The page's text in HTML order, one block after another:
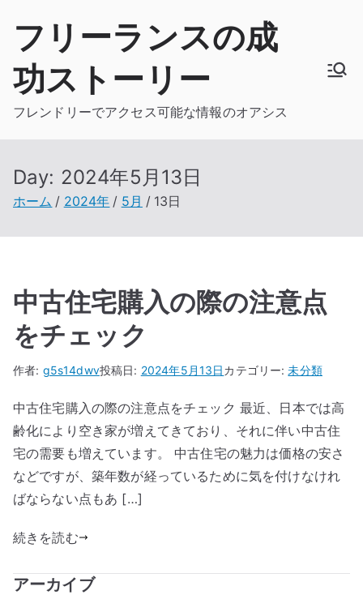
フリーランスの成
功ストーリー
フレンドリーでアクセス可能な情報のオアシス
Day: 2024年5月13日
ホーム 2024年 5月 13日
中古住宅購入の際の注意点
をチェック
作者: g5s14dwv投稿日: 2024年5月13日カテゴリー:未分類
中古住宅購入の際の注意点をチェック 最近、日本では高
齢化により空き家が増えてきており、それに伴い中古住
宅の需要も増えています。 中古住宅の魅力は価格の安さ
などですが、築年数が経っているために気を付けなけれ
ばならない点もあ […]
続きを読む
アーカイブ